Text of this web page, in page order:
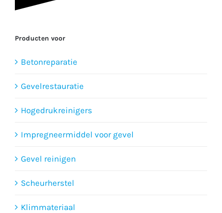
Producten voor
Betonreparatie
Gevelrestauratie
Hogedrukreinigers
Impregneermiddel voor gevel
Gevel reinigen
Scheurherstel
Klimmateriaal